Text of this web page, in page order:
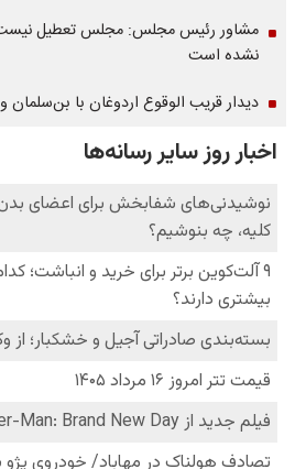
مشاور رئیس مجلس: مجلس تعطیل
نشده است
دیدار قریب الوقوع اردوغان با